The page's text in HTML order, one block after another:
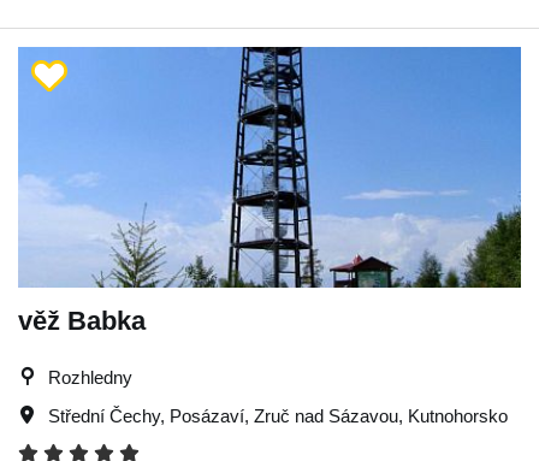
věž Babka
Rozhledny
Střední Čechy, Posázaví, Zruč nad Sázavou, Kutnohorsko